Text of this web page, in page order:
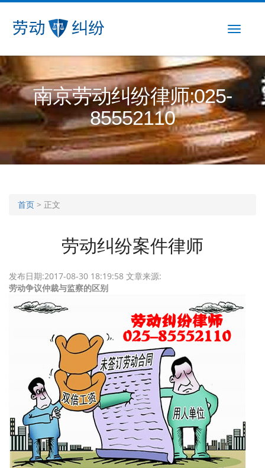
菜
南京劳动纠纷律师:025-
85552110
首页 > 正文
劳动纠纷案件律师
发布日期:2017-08-30 18:19:58 文章来源:
劳动争议仲裁与监察的区别